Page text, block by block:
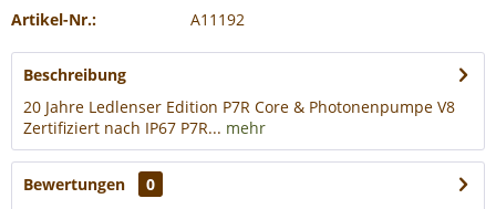
Artikel-Nr.: A11192
Beschreibung
20 Jahre Ledlenser Edition P7R Core & Photonenpumpe V8
Zertifiziert nach IP67 P7R... mehr
Bewertungen
0